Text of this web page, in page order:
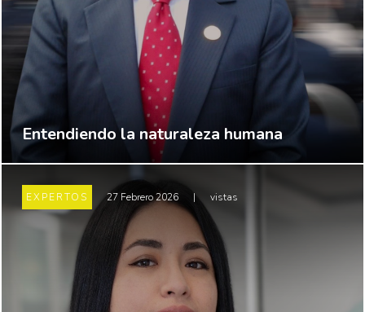
Entendiendo la naturaleza humana
EXPERTOS 27 Febrero 2026 | vistas